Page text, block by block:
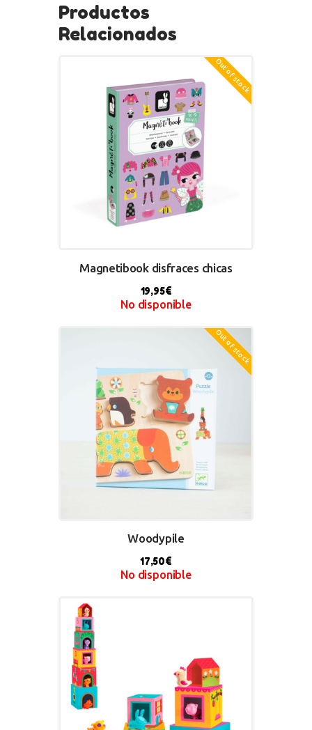
Productos
Relacionados
Out of stock
Magnetibook disfraces chicas
19,95€
No disponible
Out of stock
Woodypile
17,50€
No disponible